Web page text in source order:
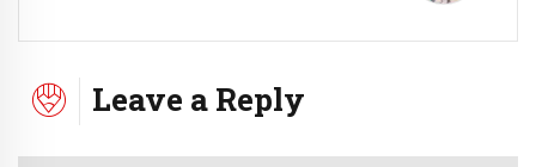
Leave a Reply